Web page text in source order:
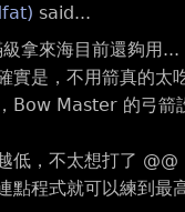
said...
拿來海目前還夠用...
實是，不用箭真的太
Bow Master 的弓箭
低，不太想打了 @@
點程式就可以練到最